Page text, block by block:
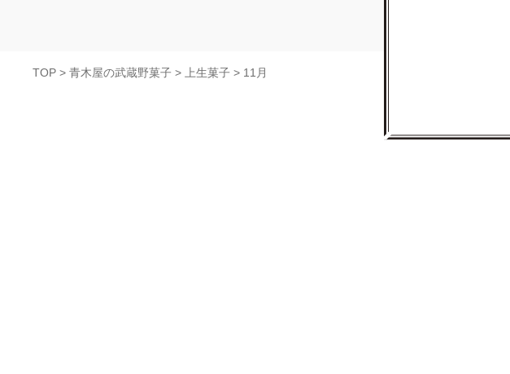
TOP > 青木屋の武蔵野菓子 > 上生菓子 > 11月